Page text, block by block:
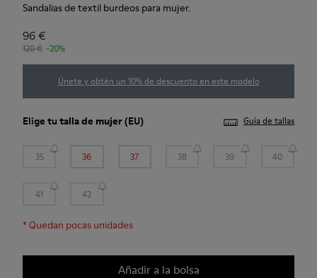
Sandalias de textil burdeos para mujer.
96 €
120 € -20%
Únete y obtén un 10% de descuento en este modelo
Elige tu talla de mujer(EU) Guía de tallas
35 36 37 38 39 40
41 42
*Quedan pocas unidades
Añadir a la bolsa